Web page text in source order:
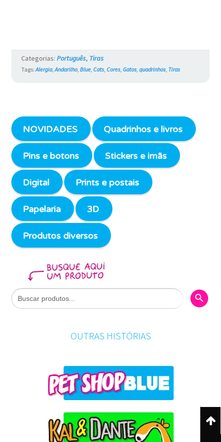
Categorias: Português, Tiras
Tags: Alergia, Andarilho, Blue, Cats, Cores, Gatos, quadrinhos, Tiras
NOVIDADES Quadrinhos e livros
Pins e botons Stickers e imãs
Digital Prints e postais
Papelaria 3D
Produtos diversos
Search
for:
Search
OUTRAS HISTÓRIAS